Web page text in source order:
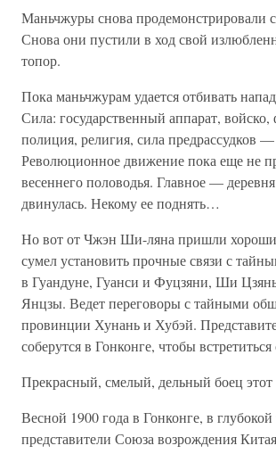
Маньчжуры снова продемонстрировали
Снова они пустили в ход свой
топор.
Пока маньчжурам удается отбивать
Сила: государственный аппарат,
полиция, религия, сила предрассудков
Революционное движение пока еще не
весеннего половодья. Главное —
двинулась. Некому ее поднять…
Но вот от Чжэн Ши-ляна пришли
сумел установить прочные связи с
в Гуандуне, Гуанси и Фуцзяни, Ши
Янцзы. Ведет переговоры с тайными
провинции Хунань и Хубэй.
соберутся в Гонконге, чтобы
Прекрасный, смелый, дельный боец
Весной 1900 года в Гонконге, в глубокой
представители Союза возрождения